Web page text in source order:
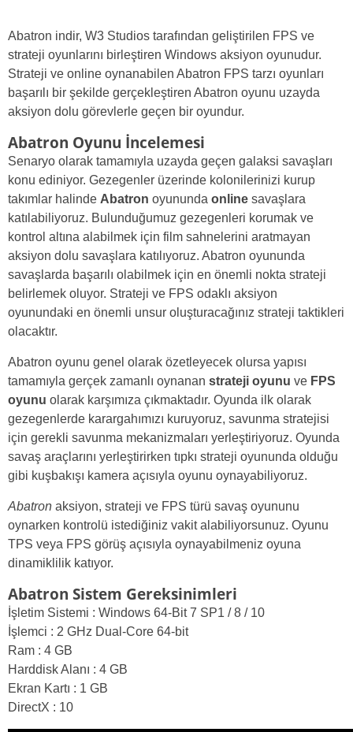
Abatron indir, W3 Studios tarafından geliştirilen FPS ve
strateji oyunlarını birleştiren Windows aksiyon oyunudur.
Strateji ve online oynanabilen Abatron FPS tarzı oyunları
başarılı bir şekilde gerçekleştiren Abatron oyunu uzayda
aksiyon dolu görevlerle geçen bir oyundur.
Abatron Oyunu İncelemesi
Senaryo olarak tamamıyla uzayda geçen galaksi savaşları
konu ediniyor. Gezegenler üzerinde kolonilerinizi kurup
takımlar halinde Abatron oyununda online savaşlara
katılabiliyoruz. Bulunduğumuz gezegenleri korumak ve
kontrol altına alabilmek için film sahnelerini aratmayan
aksiyon dolu savaşlara katılıyoruz. Abatron oyununda
savaşlarda başarılı olabilmek için en önemli nokta strateji
belirlemek oluyor. Strateji ve FPS odaklı aksiyon
oyunundaki en önemli unsur oluşturacağınız strateji taktikleri
olacaktır.
Abatron oyunu genel olarak özetleyecek olursa yapısı
tamamıyla gerçek zamanlı oynanan strateji oyunu ve FPS
oyunu olarak karşımıza çıkmaktadır. Oyunda ilk olarak
gezegenlerde karargahımızı kuruyoruz, savunma stratejisi
için gerekli savunma mekanizmaları yerleştiriyoruz. Oyunda
savaş araçlarını yerleştirirken tıpkı strateji oyununda olduğu
gibi kuşbakışı kamera açısıyla oyunu oynayabiliyoruz.
Abatron aksiyon, strateji ve FPS türü savaş oyununu
oynarken kontrolü istediğiniz vakit alabiliyorsunuz. Oyunu
TPS veya FPS görüş açısıyla oynayabilmeniz oyuna
dinamiklilik katıyor.
Abatron Sistem Gereksinimleri
İşletim Sistemi : Windows 64-Bit 7 SP1 / 8 / 10
İşlemci : 2 GHz Dual-Core 64-bit
Ram : 4 GB
Harddisk Alanı : 4 GB
Ekran Kartı : 1 GB
DirectX : 10